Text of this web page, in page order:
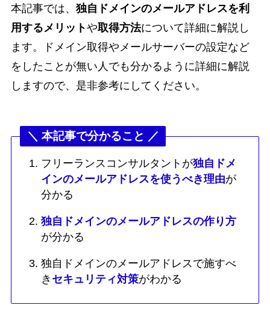
本記事では、 独自ドメインのメールアドレスを利
用するメリットや取得方法について詳細に解説し
ます。ドメイン取得やメールサーバーの設定など
をしたことが無い人でも分かるように詳細に解説
しますので、是非参考にしてください。
＼ 本記事で分かること ／
フリーランスコンサルタントが独自ドメ
インのメールアドレスを使うべき理由が
分かる
独自ドメインのメールアドレスの作り方
が分かる
独自ドメインのメールアドレスで施すべ
き セキュリティ対策がわかる